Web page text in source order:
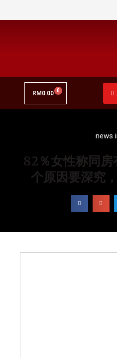
RM0.00
news
82％女性称同
个原因要深究